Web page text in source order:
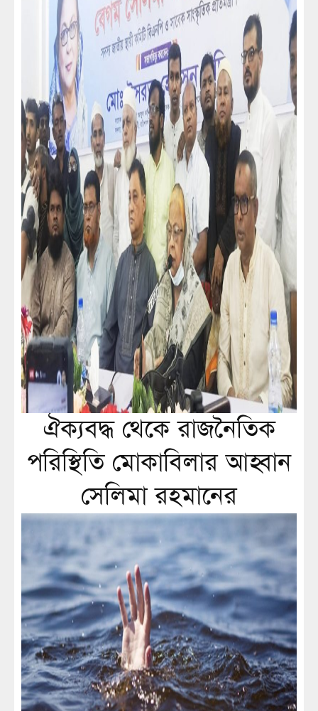
ঐক্যবদ্ধ থেকে রাজনৈতিক
পরিস্থিতি মোকাবিলার আহ্বান
সেলিমা রহমানের